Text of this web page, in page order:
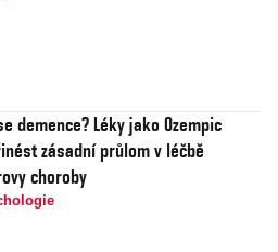
demence? Léky jako Ozempic
zásadní průlom v léčbě
choroby